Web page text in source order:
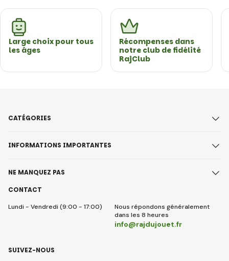
Large choix pour tous
les âges
Récompenses dans
notre club de fidélité
RajClub
CONTACT
Lundi - Vendredi (9:00 - 17:00)
Nous répondons généralement
dans les 8 heures
info@rajdujouet.fr
CATÉGORIES
INFORMATIONS IMPORTANTES
NE MANQUEZ PAS
SUIVEZ-NOUS